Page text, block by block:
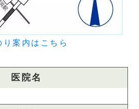
り案内はこちら
医院名